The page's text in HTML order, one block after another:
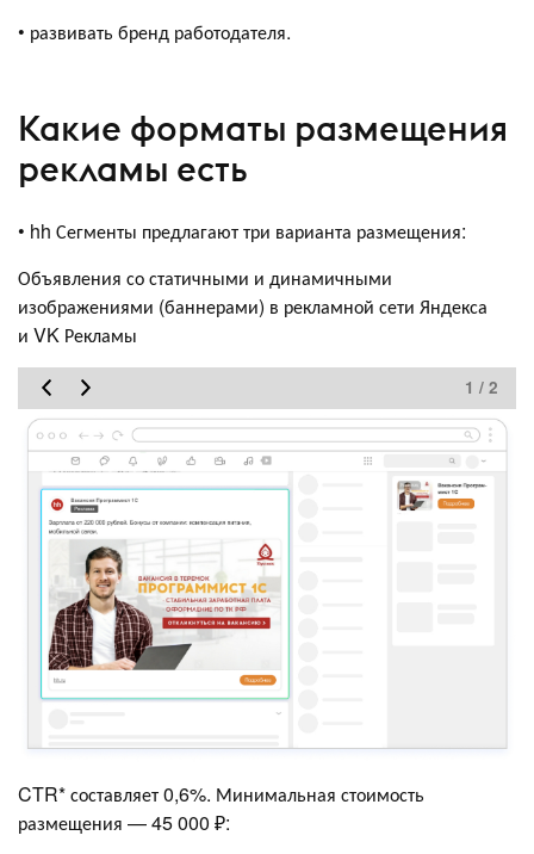
• развивать бренд работодателя.
Какие форматы размещения
рекламы есть
• hh Сегменты предлагают три варианта размещения:
Объявления со статичными и динамичными
изображениями (баннерами) в рекламной сети Яндекса
и VK Рекламы
1 / 2
CTR* составляет 0,6%. Минимальная стоимость
размещения — 45 000 ₽: